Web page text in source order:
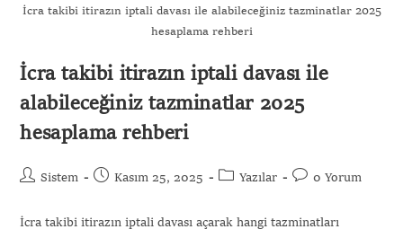
İcra takibi itirazın iptali davası ile alabileceğiniz tazminatlar 2025
hesaplama rehberi
İcra takibi itirazın iptali davası ile
alabileceğiniz tazminatlar 2025
hesaplama rehberi
Sistem Kasım 25, 2025 Yazılar 0 Yorum
İcra takibi itirazın iptali davası açarak hangi tazminatları